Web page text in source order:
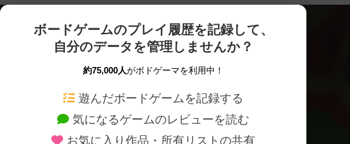
ボードゲームのプレイ履歴を記録して、
自分のデータを管理しませんか？
約75,000人がボドゲーマを利用中！
遊んだボードゲームを記録する
気になるゲームのレビューを読む
お気に入り作品・所有リストの共有
ボードゲームを検索する 新作・再入荷情報